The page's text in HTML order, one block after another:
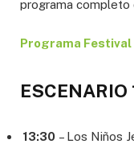
programa completo
Programa Festival
ESCENARIO
13:30 – Los Niños